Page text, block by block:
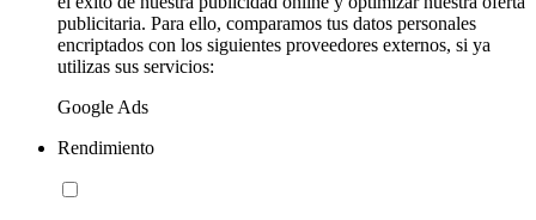
publicitaria. Para ello, comparamos tus datos personales
encriptados con los siguientes proveedores externos, si ya
utilizas sus servicios:
Google Ads
Rendimiento